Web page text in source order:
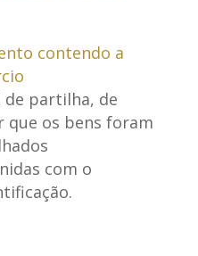
contendo a
partilha, de
os bens foram
com o